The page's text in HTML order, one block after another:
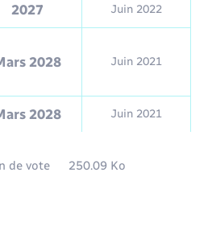
2027 Juin 2022
2028 Juin 2021
2028 Juin 2021
de vote 250.09 Ko